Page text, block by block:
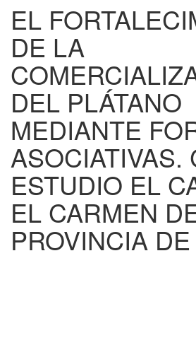
EL
DE LA
DEL PLÁTANO
MEDIANTE
ASOCIATIVAS.
ESTUDIO EL
EL CARMEN
PROVINCIA